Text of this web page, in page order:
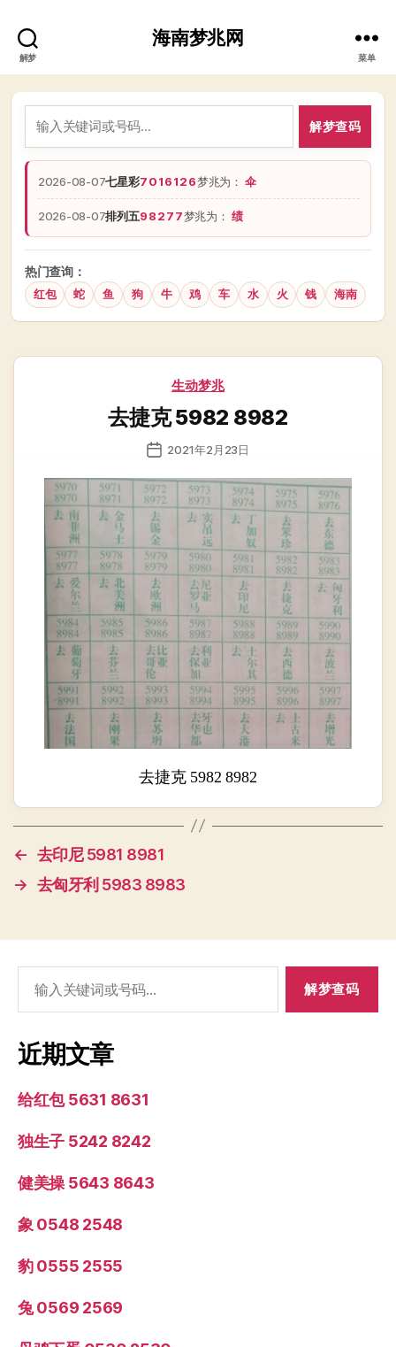
解梦
海南梦兆网
菜单
解梦查码
2026-08-07七星彩7016126梦兆为：伞
2026-08-07排列五98277梦兆为：绩
热门查询：
红包 蛇 鱼 狗 牛 鸡 车 水 火 钱 海南
分
生动梦兆
去捷克 5982 8982
发
日
期
2021年2月23日
去捷克 5982 8982
← 去印尼 5981 8981
→ 去匈牙利 5983 8983
索：
近期文章
给红包 5631 8631
独生子 5242 8242
健美操 5643 8643
象 0548 2548
豹 0555 2555
兔 0569 2569